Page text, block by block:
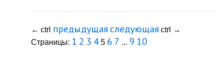
← ctrl предыдущая следующая ctrl
→
Страницы: 1 2 3 4 5 6 7 ... 9 10